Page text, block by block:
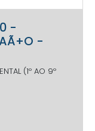
-
-
(1º AO 9º